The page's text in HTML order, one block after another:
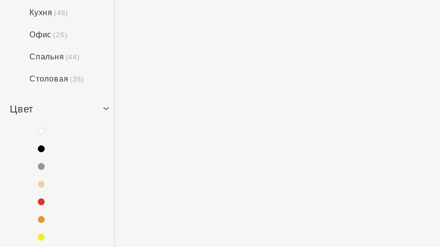
Кухня (46)
Офис (25)
Спальня (44)
Столовая (38)
Цвет